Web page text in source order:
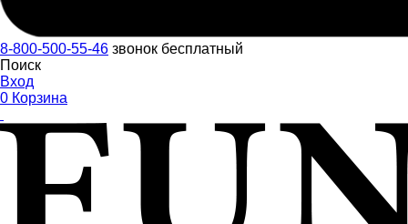
8-800-500-55-46 звонок бесплатный
Поиск
Вход
0 Корзина